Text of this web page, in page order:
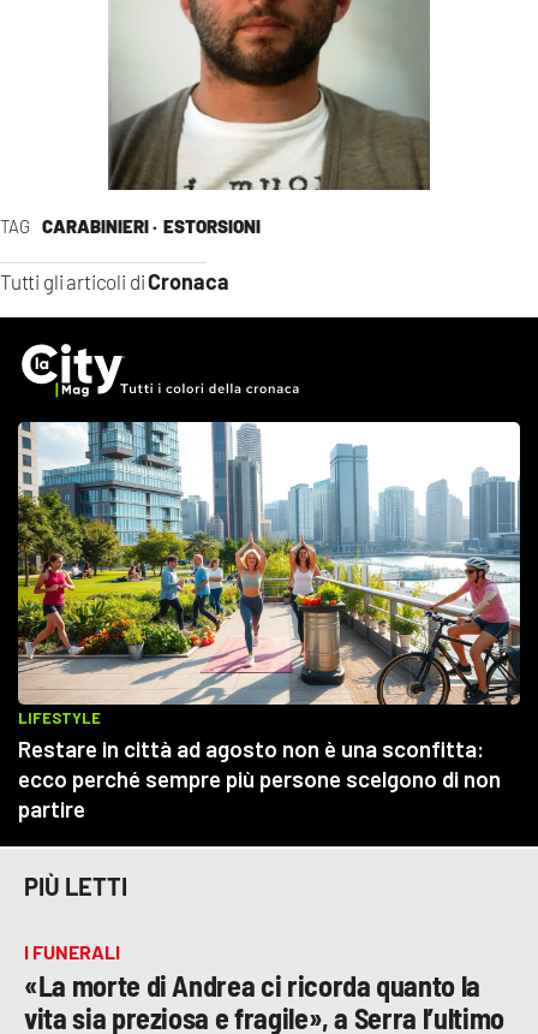
TAG CARABINIERI · ESTORSIONI
Tutti gli articoli diCronaca
PIÙ LETTI
I FUNERALI
«La morte di Andrea ci ricorda quanto la
vita sia preziosa e fragile», a Serra l’ultimo